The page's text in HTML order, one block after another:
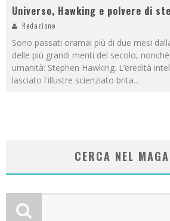
Universo, Hawking e polvere di
Redazione
Sono passati oramai più di due mesi
delle più grandi menti del secolo,
umanità: Stephen Hawking. L’eredità
lasciato l'illustre scienziato brita...
CERCA NEL